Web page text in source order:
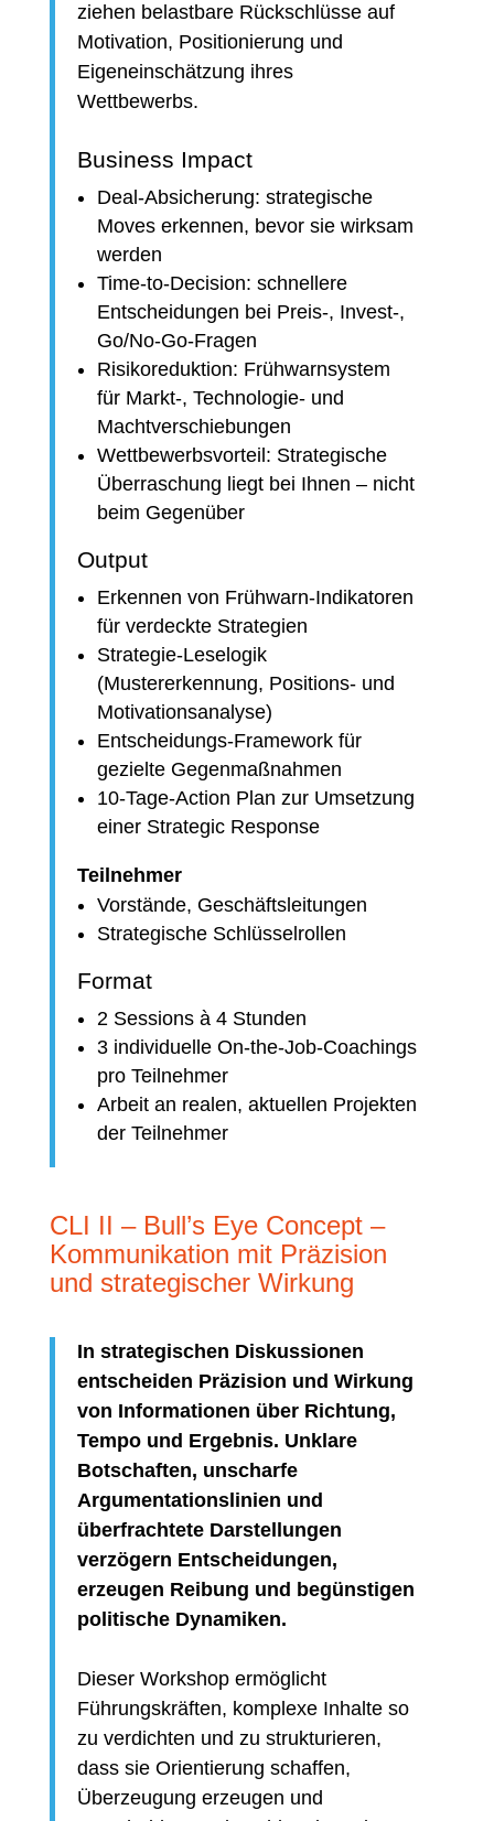
ziehen belastbare Rückschlüsse auf
Motivation, Positionierung und
Eigeneinschätzung ihres
Wettbewerbs.
Business Impact
Deal-Absicherung: strategische
Moves erkennen, bevor sie wirksam
werden
Time-to-Decision: schnellere
Entscheidungen bei Preis-, Invest-,
Go/No-Go-Fragen
Risikoreduktion: Frühwarnsystem
für Markt-, Technologie- und
Machtverschiebungen
Wettbewerbsvorteil: Strategische
Überraschung liegt bei Ihnen – nicht
beim Gegenüber
Output
Erkennen von Frühwarn-Indikatoren
für verdeckte Strategien
Strategie-Leselogik
(Mustererkennung, Positions- und
Motivationsanalyse)
Entscheidungs-Framework für
gezielte Gegenmaßnahmen
10-Tage-Action Plan zur Umsetzung
einer Strategic Response
Teilnehmer
Vorstände, Geschäftsleitungen
Strategische Schlüsselrollen
Format
2 Sessions à 4 Stunden
3 individuelle On-the-Job-Coachings
pro Teilnehmer
Arbeit an realen, aktuellen Projekten
der Teilnehmer
CLI II – Bull’s Eye Concept –
Kommunikation mit Präzision
und strategischer Wirkung
In strategischen Diskussionen
entscheiden Präzision und Wirkung
von Informationen über Richtung,
Tempo und Ergebnis. Unklare
Botschaften, unscharfe
Argumentationslinien und
überfrachtete Darstellungen
verzögern Entscheidungen,
erzeugen Reibung und begünstigen
politische Dynamiken.
Dieser Workshop ermöglicht
Führungskräften, komplexe Inhalte so
zu verdichten und zu strukturieren,
dass sie Orientierung schaffen,
Überzeugung erzeugen und